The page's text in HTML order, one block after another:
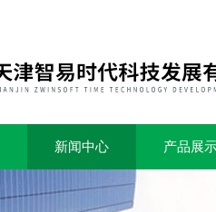
新闻中心 产品展